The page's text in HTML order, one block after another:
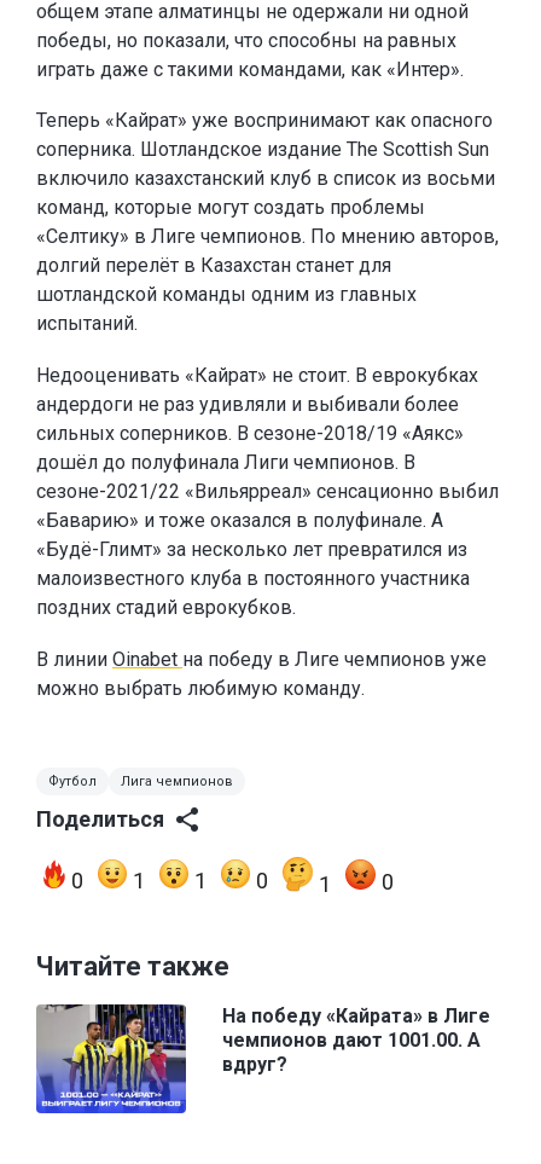
общем этапе алматинцы не одержали ни одной
победы, но показали, что способны на равных
играть даже с такими командами, как «Интер».
Теперь «Кайрат» уже воспринимают как опасного
соперника. Шотландское издание The Scottish Sun
включило казахстанский клуб в список из восьми
команд, которые могут создать проблемы
«Селтику» в Лиге чемпионов. По мнению авторов,
долгий перелёт в Казахстан станет для
шотландской команды одним из главных
испытаний.
Недооценивать «Кайрат» не стоит. В еврокубках
андердоги не раз удивляли и выбивали более
сильных соперников. В сезоне-2018/19 «Аякс»
дошёл до полуфинала Лиги чемпионов. В
сезоне-2021/22 «Вильярреал» сенсационно выбил
«Баварию» и тоже оказался в полуфинале. А
«Будё-Глимт» за несколько лет превратился из
малоизвестного клуба в постоянного участника
поздних стадий еврокубков.
В линии Oinabet на победу в Лиге чемпионов уже
можно выбрать любимую команду.
Футбол Лига чемпионов
Поделиться
0 1 1 0 1 0
Читайте также
На победу «Кайрата» в Лиге
чемпионов дают 1001.00. А
вдруг?